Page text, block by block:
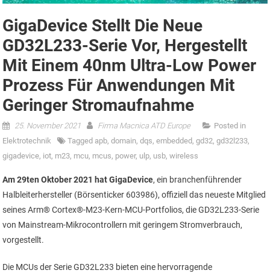
GigaDevice Stellt Die Neue
GD32L233-Serie Vor, Hergestellt
Mit Einem 40nm Ultra-Low Power
Prozess Für Anwendungen Mit
Geringer Stromaufnahme
25. November 2021 Firma Macnica ATD Europe
Posted in
Elektrotechnik
Tagged apb,domain,dqs,embedded ,gd32,gd32l233,
gigadevice, iot, m23, mcu, mcus, power, ulp, usb,wireless
Am 29ten Oktober 2021 hat GigaDevice, ein branchenführender
Halbleiterhersteller (Börsenticker 603986), offiziell das neueste Mitglied
seines Arm® Cortex®-M23-Kern-MCU-Portfolios, die GD32L233-Serie
von Mainstream-Mikrocontrollern mit geringem Stromverbrauch,
vorgestellt.
Die MCUs der Serie GD32L233 bieten eine hervorragende